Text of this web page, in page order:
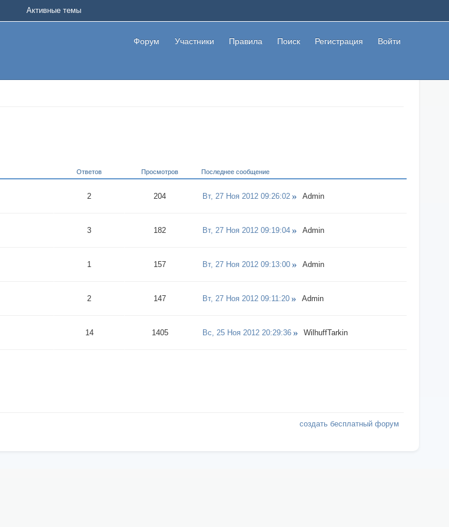
Форум Участники Правила Поиск Регистрация Войти
Активные темы
Ответов Просмотров Последнее сообщение
2 204 Вт, 27 Ноя 2012 09:26:02 Admin
3 182 Вт, 27 Ноя 2012 09:19:04 Admin
1 157 Вт, 27 Ноя 2012 09:13:00 Admin
2 147 Вт, 27 Ноя 2012 09:11:20 Admin
14 1405 Вс, 25 Ноя 2012 20:29:36 WilhuffTarkin
создать бесплатный форум